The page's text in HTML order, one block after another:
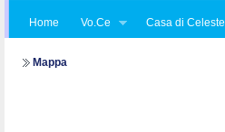
Home Vo.Ce Casa di Celeste
Mappa